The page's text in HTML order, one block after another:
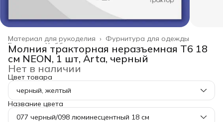
Фурнитура для одежды
Материал для рукоделия ›
Хобби и творчество ›
Главная ›
Молния тракторная неразъемная Т6 18
см NEON, 1 шт, Arta, черный
Нет в наличии
Цвет товара
черный, желтый
Название цвета
077 черный/098 люминесцентный 18 см